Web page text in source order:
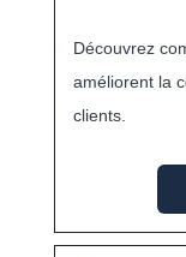
Découvrez
améliorent la
clients.